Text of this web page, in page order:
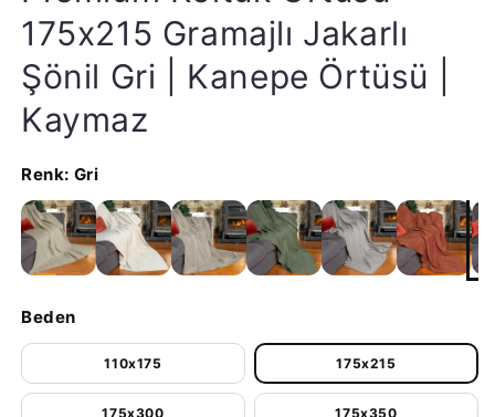
175x215 Gramajlı Jakarlı
Şönil Gri | Kanepe Örtüsü |
Kaymaz
Renk: Gri
Beden
110x175 175x215
175x300 175x350